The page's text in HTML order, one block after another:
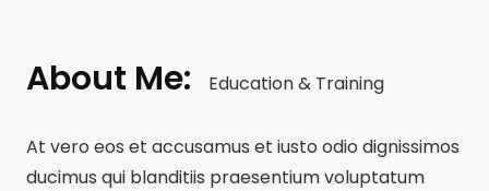
About Me: Education & Training
At vero eos et accusamus et iusto odio dignissimos
ducimus qui blanditiis praesentium voluptatum